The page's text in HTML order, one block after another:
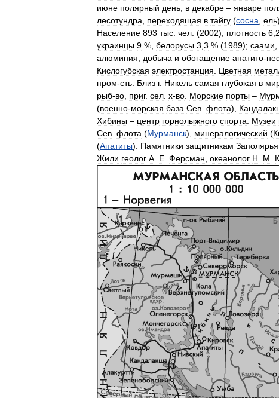
июне полярный день в декабре – январе
лесотундра
переходящая в тайгу (сосна ель
Население 893 тыс чел . (2002), плотность 6 2
украинцы 9 %, белорусы 3 3 % (1989); саами
алюминия; добыча и обогащение апатито-
Кислогубская электростанция Цветная
пром-сть Близ г. Никель самая глубокая в
рыб-во приг. сел х-во Морские порты –
(военно-морская база Сев флота),
Хибины – центр горнолыжного спорта Музеи
Сев флота (Мурманск), минералогический (
(Апатиты). Памятники защитникам Заполярья
Жили геолог А Е Ферсман океанолог Н М